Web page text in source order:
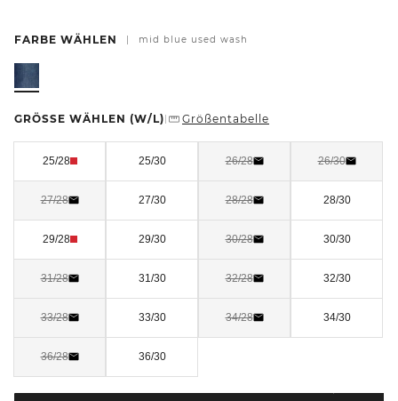
FARBE WÄHLEN mid blue used wash
GRÖSSE WÄHLEN (W/L) Größentabelle
25/28 25/30 26/28 26/30
27/28 27/30 28/28 28/30
29/28 29/30 30/28 30/30
31/28 31/30 32/28 32/30
33/28 33/30 34/28 34/30
36/28 36/30